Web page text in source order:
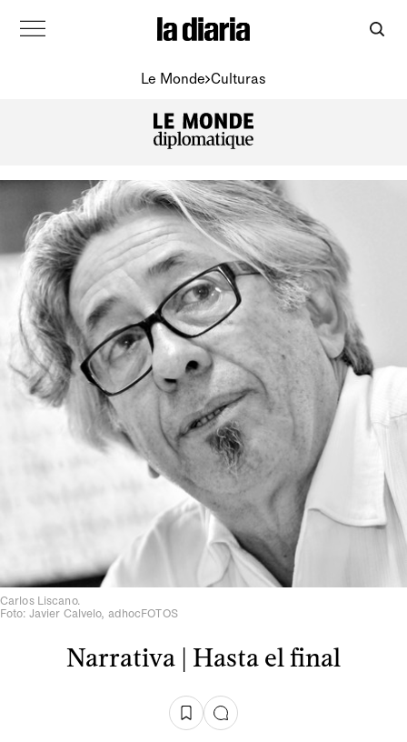
Le Monde Culturas
Carlos Liscano.
Foto: Javier Calvelo, adhocFOTOS
Narrativa | Hasta el final